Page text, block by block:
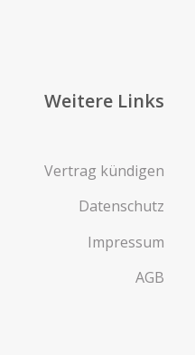
Weitere Links
Vertrag kündigen
Datenschutz
Impressum
AGB